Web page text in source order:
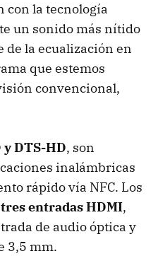
con la tecnología
un sonido más nítido
de la ecualización en
que estemos
convencional,
DTS-HD, son
inalámbricas
rápido vía NFC. Los
tres entradas HDMI,
de audio óptica y
3,5 mm.